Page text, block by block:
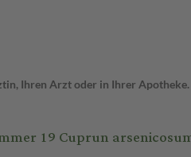
Ihren Arzt oder in Ihrer Apotheke.
19 Cuprun